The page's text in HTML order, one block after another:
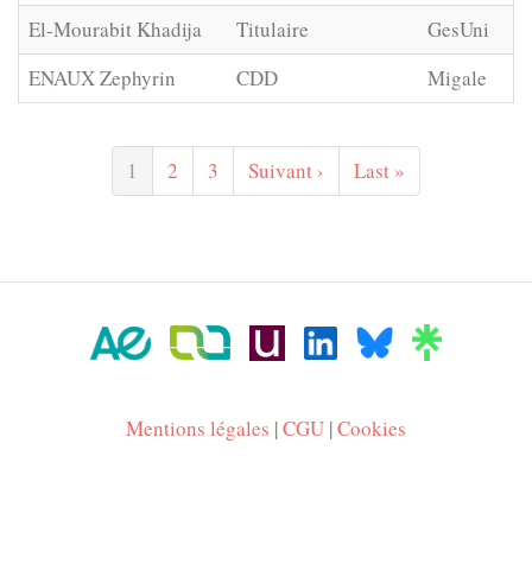
El-Mourabit Khadija
Titulaire
GesUni
ENAUX Zephyrin
CDD Migale
Pagination
Page
courante
1 Page
2 Page
3
Page
suivante
Suivant ›
Dernière
page
Last »
Mentions légales |CGU |Cookies